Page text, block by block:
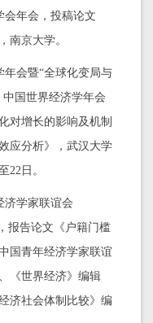
会年会，投稿论文
南京大学。
年会暨“全球化变局与
国世界经济学年会
对增长的影响及机制
应分析》，武汉大学
22日。
济学家联谊会
报告论文《户籍门槛
国青年经济学家联谊
《世界经济》编辑
济社会体制比较》编